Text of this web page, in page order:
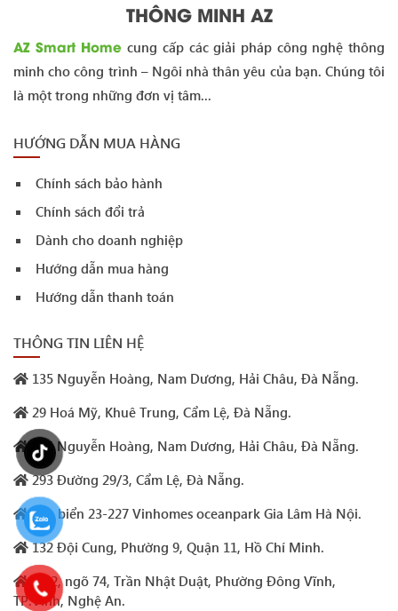
THÔNG MINH AZ
AZ Smart Home cung cấp các giải pháp công nghệ thông
minh cho công trình – Ngôi nhà thân yêu của bạn. Chúng tôi
là một trong những đơn vị tâm...
HƯỚNG DẪN MUA HÀNG
Chính sách bảo hành
Chính sách đổi trả
Dành cho doanh nghiệp
Hướng dẫn mua hàng
Hướng dẫn thanh toán
THÔNG TIN LIÊN HỆ
135 Nguyễn Hoàng, Nam Dương, Hải Châu, Đà Nẵng.
29 Hoá Mỹ, Khuê Trung, Cẩm Lệ, Đà Nẵng.
105 Nguyễn Hoàng, Nam Dương, Hải Châu, Đà Nẵng.
293 Đường 29/3, Cẩm Lệ, Đà Nẵng.
Sao biển 23-227 Vinhomes oceanpark Gia Lâm Hà Nội.
132 Đội Cung, Phường 9, Quận 11, Hồ Chí Minh.
Số 2, ngõ 74, Trần Nhật Duật, Phường Đông Vĩnh,
TP.Vinh, Nghệ An.